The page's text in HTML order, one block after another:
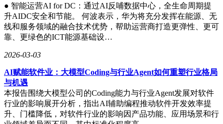
● 智能运营AI for DC：通过AI反哺数据中心，全生命周期提
升AIDC安全和节能。 何波表示，华为将充分发挥在能源、无
线和服务领域的融合技术优势，帮助运营商打造更弹性、更可
靠、更绿色的ICT能源基础设…
2026-03-03
AI赋能软件业：大模型Coding与行业Agent如何重塑行业格局
与机遇
本报告围绕大模型公司的Coding能力与行业Agent发展对软件
行业的影响展开分析，指出AI辅助编程推动软件开发效率提
升、门槛降低，对软件行业的影响因产品功能、应用场景和行